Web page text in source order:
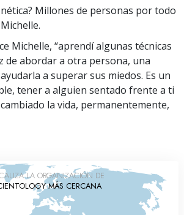
Millones de personas por todo
Michelle, “aprendí algunas técnicas
de abordar a otra persona, una
a superar sus miedos. Es un
tener a alguien sentado frente a ti
la vida, permanentemente,
LA ORGANIZACIÓN DE
MÁS CERCANA